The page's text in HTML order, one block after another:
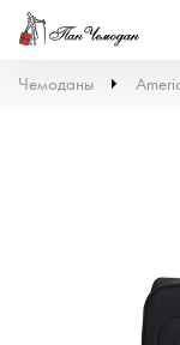
Чемоданы